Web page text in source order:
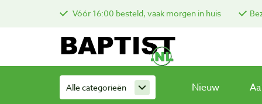
Vóór 16:00 besteld, vaak morgen in huis
Alle categorieën Nieuw